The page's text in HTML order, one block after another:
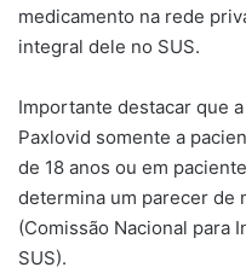
medicamento na rede
integral dele no SUS.
Importante destacar que
Paxlovid somente a
de 18 anos ou em
determina um parecer de
(Comissão Nacional para
SUS).